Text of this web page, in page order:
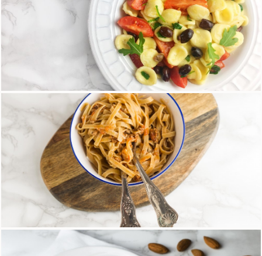
Orecchiette di riso con olive, pomodorini e
rucola
18 Aprile 2018
Tagliatelle ai 5 cereali con ragù light